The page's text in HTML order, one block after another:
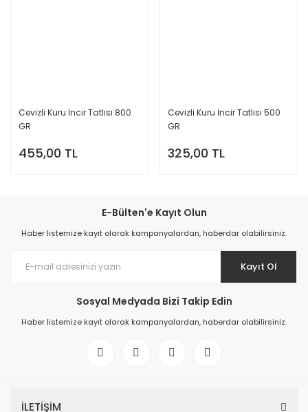
Cevizli Kuru İncir Tatlısı 800
GR
455,00 TL
Cevizli Kuru İncir Tatlısı 500
GR
325,00 TL
E-Bülten'e Kayıt Olun
Haber listemize kayıt olarak kampanyalardan, haberdar olabilirsiniz.
Kayıt Ol
Sosyal Medyada Bizi Takip Edin
Haber listemize kayıt olarak kampanyalardan, haberdar olabilirsiniz.
İLETİŞİM